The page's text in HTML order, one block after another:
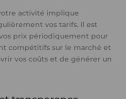
activité implique
vos tarifs. Il est
prix périodiquement pour
compétitifs sur le marché et
vos coûts et de générer un